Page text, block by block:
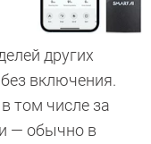
других
включения.
том числе за
— обычно в